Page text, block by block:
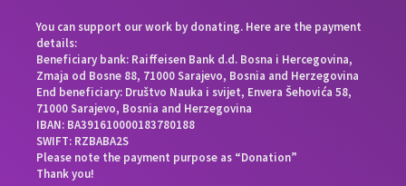
You can support our work by donating. Here are the payment
details:
Beneficiary bank: Raiffeisen Bank d.d. Bosna i Hercegovina,
Zmaja od Bosne 88, 71000 Sarajevo, Bosnia and Herzegovina
End beneficiary: Društvo Nauka i svijet, Envera Šehovića 58,
71000 Sarajevo, Bosnia and Herzegovina
IBAN: BA391610000183780188
SWIFT: RZBABA2S
Please note the payment purpose as “Donation”
Thank you!